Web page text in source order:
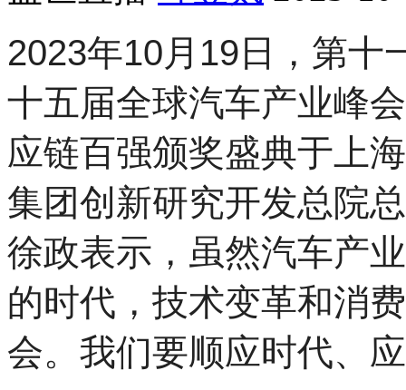
2023年10月19日，第十
十五届全球汽车产业峰
应链百强颁奖盛典于上
集团创新研究开发总院
徐政表示，虽然汽车产
的时代，技术变革和消
会。我们要顺应时代、